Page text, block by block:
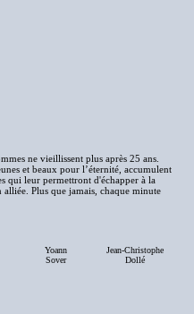
ne vieillissent plus après 25 ans.
et beaux pour l’éternité, accumulent
qui leur permettront d'échapper à la
Plus que jamais, chaque minute
Yoann
Sover
Jean-Christophe
Dollé